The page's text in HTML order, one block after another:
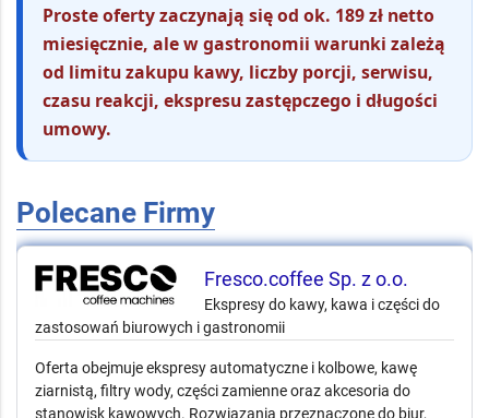
Proste oferty zaczynają się od ok. 189 zł netto
miesięcznie, ale w gastronomii warunki zależą
od limitu zakupu kawy, liczby porcji, serwisu,
czasu reakcji, ekspresu zastępczego i długości
umowy.
Polecane Firmy
Fresco.coffee Sp. z o.o.
Ekspresy do kawy, kawa i części do
zastosowań biurowych i gastronomii
Oferta obejmuje ekspresy automatyczne i kolbowe, kawę
ziarnistą, filtry wody, części zamienne oraz akcesoria do
stanowisk kawowych. Rozwiązania przeznaczone do biur,